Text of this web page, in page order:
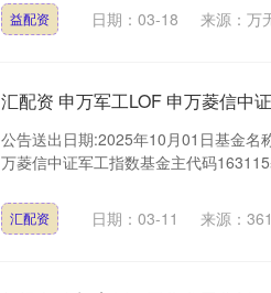
益配资 日期：03-18 来源：万
汇配资 申万军工LOF 申万菱信中
公告送出日期:2025年10月01日基金名
万菱信中证军工指数基金主代码
汇配资 日期：03-11 来源：